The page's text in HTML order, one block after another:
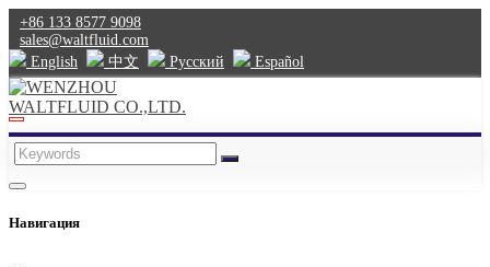
+86 133 8577 9098
sales@waltfluid.com
English
中文 Pусский Español
Навигация